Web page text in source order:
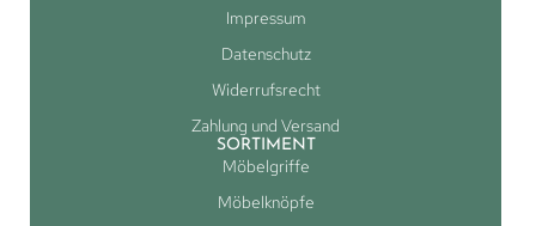
Impressum
Datenschutz
Widerrufsrecht
Zahlung und Versand
SORTIMENT
Möbelgriffe
Möbelknöpfe